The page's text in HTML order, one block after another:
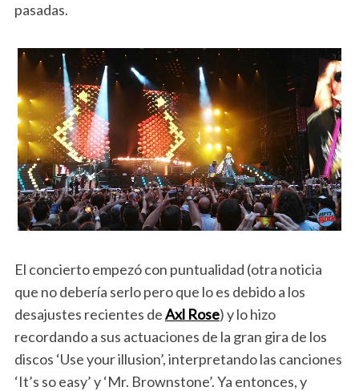
pasadas.
El concierto empezó con puntualidad (otra noticia
que no debería serlo pero que lo es debido a los
desajustes recientes deAxl Rose) y lo hizo
recordando a sus actuaciones de la gran gira de los
discos ‘Use your illusion’, interpretando las canciones
‘It’s so easy’ y ‘Mr. Brownstone’. Ya entonces, y